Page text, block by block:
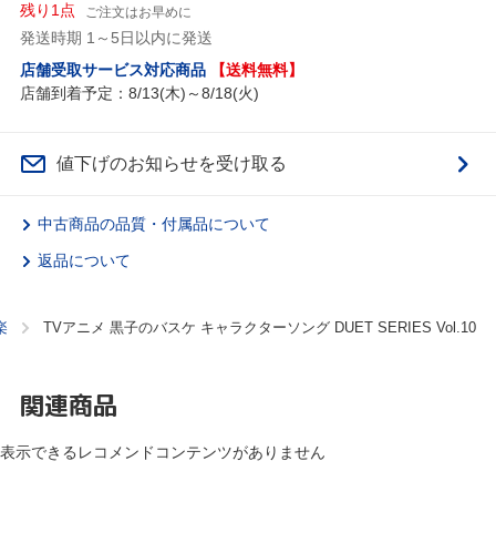
残り1点 ご注文はお早めに
発送時期 1～5日以内に発送
店舗受取サービス対応商品
【送料無料】
店舗到着予定：8/13(木)～8/18(火)
値下げのお知らせを受け取る
中古商品の品質・付属品について
返品について
TVアニメ 黒子のバスケ キャラクターソング DUET SERIES Vol.10
関連商品
表示できるレコメンドコンテンツがありません